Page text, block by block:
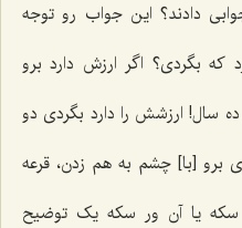
دادند؟ این جواب رو توجه
که بگردی؟ اگر ارزش دارد برو
سال! ارزشش را دارد بگردی دو
برو [با] چشم به هم زدن، قرعه
سکه یا آن ور سکه یک توضیح